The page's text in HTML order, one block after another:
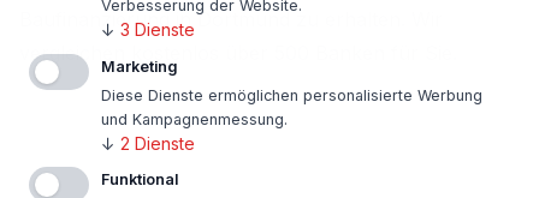
Baufinanzierung in Dortmund zu erhalten. Wir
vergleichen kostenlos über 500 Banken für Sie.
Verbesserung der Website.
↓ 3 Dienste
Marketing
Diese Dienste ermöglichen personalisierte Werbung
und Kampagnenmessung.
↓ 2 Dienste
Funktional